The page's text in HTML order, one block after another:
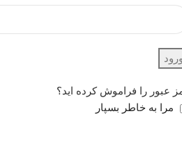
عبور را فراموش کرده اید؟
مرا به خاطر بسپار